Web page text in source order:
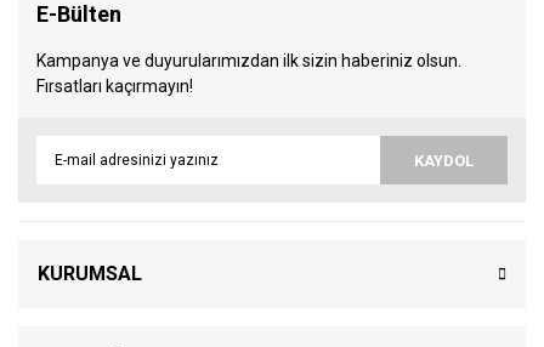
E-Bülten
Kampanya ve duyurularımızdan ilk sizin haberiniz olsun.
Fırsatları kaçırmayın!
KAYDOL
KURUMSAL